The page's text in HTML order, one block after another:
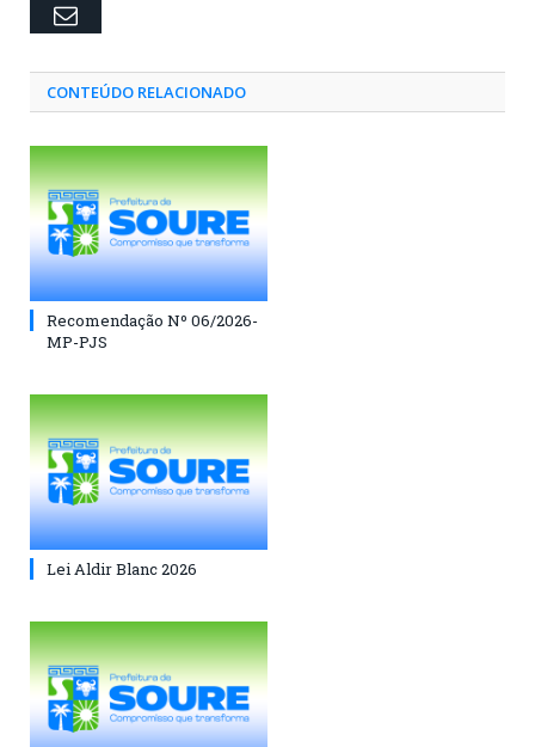
Email
CONTEÚDO RELACIONADO
Recomendação Nº 06/2026-
MP-PJS
Lei Aldir Blanc 2026